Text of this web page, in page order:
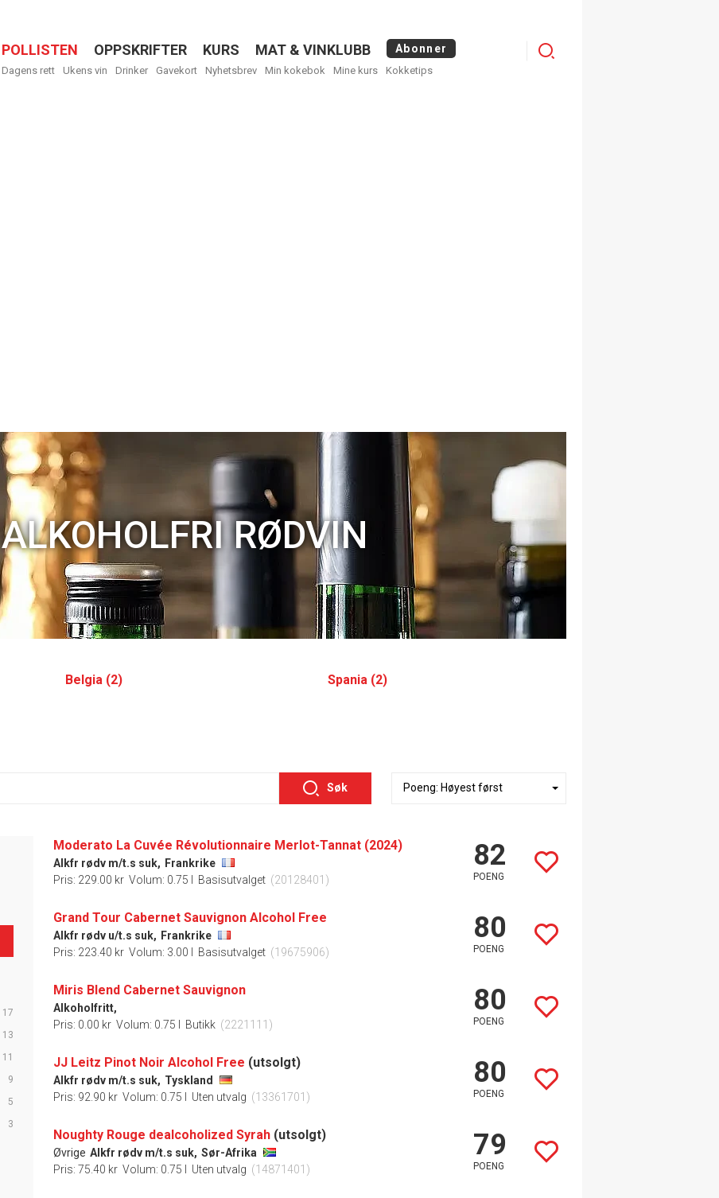
Menu
POLLISTEN OPPSKRIFTER KURS MAT & VINKLUBB Abonner
Dagens rett Ukens vin Drinker Gavekort Nyhetsbrev Min kokebok Mine kurs Kokketips
Logg
ALKOHOLFRI RØDVIN
Belgia (2) Spania (2)
Søk
17
13
11
9
5
3
Moderato La Cuvée Révolutionnaire Merlot-Tannat (2024)
Alkfr rødv m/t.s suk, Frankrike
Pris: 229.00 kr Volum: 0.75 l Basisutvalget (20128401)
82
POENG
Grand Tour Cabernet Sauvignon Alcohol Free
Alkfr rødv u/t.s suk, Frankrike
Pris: 223.40 kr Volum: 3.00 l Basisutvalget (19675906)
80
POENG
Miris Blend Cabernet Sauvignon
Alkoholfritt,
Pris: 0.00 kr Volum: 0.75 l Butikk (2221111)
80
POENG
JJ Leitz Pinot Noir Alcohol Free (utsolgt)
Alkfr rødv m/t.s suk, Tyskland
Pris: 92.90 kr Volum: 0.75 l Uten utvalg (13361701)
80
POENG
Noughty Rouge dealcoholized Syrah (utsolgt)
Øvrige Alkfr rødv m/t.s suk, Sør-Afrika
Pris: 75.40 kr Volum: 0.75 l Uten utvalg (14871401)
79
POENG